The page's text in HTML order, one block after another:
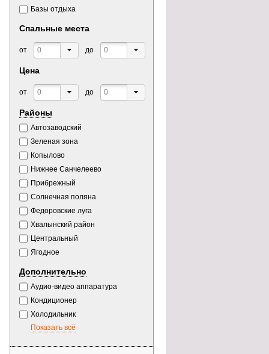
Базы отдыха
Спальные места
от до
Цена
от до
Районы
Автозаводский
Зеленая зона
Копылово
Нижнее Санчелеево
Прибрежный
Солнечная поляна
Федоровские луга
Хвалынский район
Центральный
Ягодное
Дополнительно
Аудио-видео аппаратура
Кондиционер
Холодильник
Показать всё